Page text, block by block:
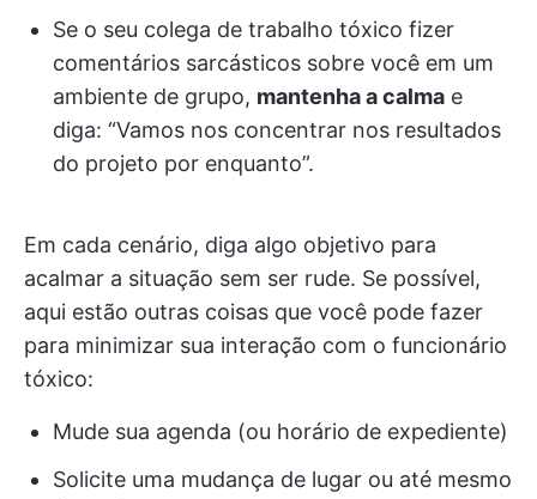
Se o seu colega de trabalho tóxico fizer
comentários sarcásticos sobre você em um
ambiente de grupo, mantenha a calma e
diga: “Vamos nos concentrar nos resultados
do projeto por enquanto”.
Em cada cenário, diga algo objetivo para
acalmar a situação sem ser rude. Se possível,
aqui estão outras coisas que você pode fazer
para minimizar sua interação com o funcionário
tóxico:
Mude sua agenda (ou horário de expediente)
Solicite uma mudança de lugar ou até mesmo